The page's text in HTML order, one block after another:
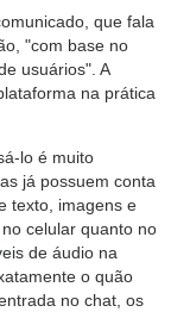
que fala
"com base no
usuários". A
na prática
lo é muito
já possuem conta
texto, imagens e
celular quanto no
de áudio na
o quão
no chat, os